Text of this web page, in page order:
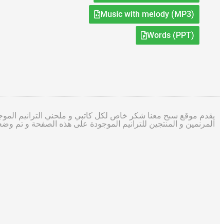
Music with melody (MP3)
Words (PPT)
يقدم موقع سبح معنا شكر خاص لكل كاتبي و ملحني الترانيم
المرنمين و المنتجين للترانيم الموجودة على هذه الصفحة و تم